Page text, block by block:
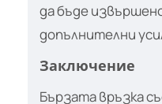
да бъде
допълнителни
Заключение
Бързата връзка